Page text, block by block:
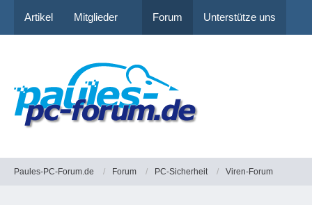
Artikel Mitglieder Forum Unterstütze uns
Paules-PC-Forum.de Forum PC-Sicherheit Viren-Forum